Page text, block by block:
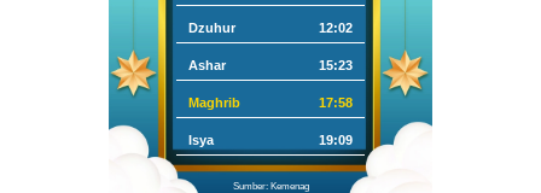
Dzuhur 12:02
Ashar 15:23
Maghrib 17:58
Isya 19:09
Sumber: Kemenag